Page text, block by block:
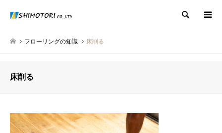
検索
フローリングの知識 床削る
床削る